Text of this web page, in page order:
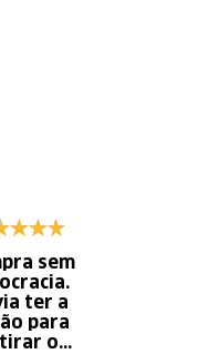
sem
ter a
para
o